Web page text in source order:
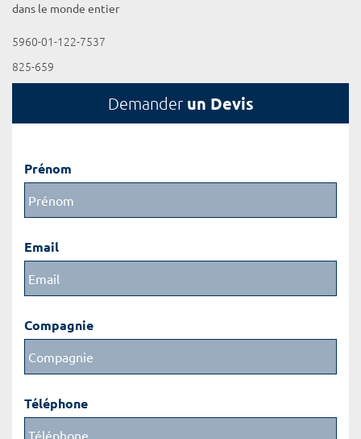
dans le monde entier
5960-01-122-7537
825-659
Demander un Devis
Prénom
Email
Compagnie
Téléphone